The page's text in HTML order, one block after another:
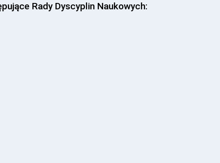
Rady Dyscyplin Naukowych: